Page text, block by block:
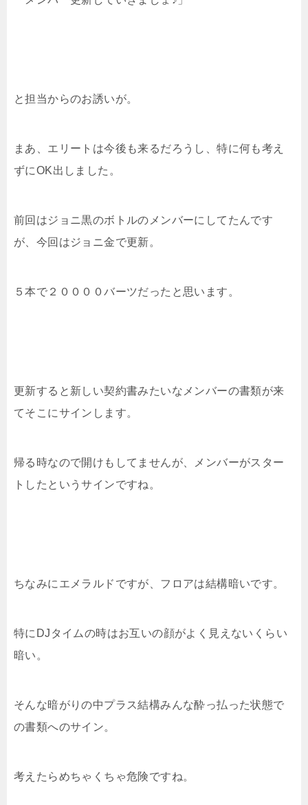
と担当からのお誘いが。
まあ、エリートは今後も来るだろうし、特に何も考え
ずにOK出しました。
前回はジョニ黒のボトルのメンバーにしてたんです
が、今回はジョニ金で更新。
５本で２００００バーツだったと思います。
更新すると新しい契約書みたいなメンバーの書類が来
てそこにサインします。
帰る時なので開けもしてませんが、メンバーがスター
トしたというサインですね。
ちなみにエメラルドですが、フロアは結構暗いです。
特にDJタイムの時はお互いの顔がよく見えないくらい
暗い。
そんな暗がりの中プラス結構みんな酔っ払った状態で
の書類へのサイン。
考えたらめちゃくちゃ危険ですね。